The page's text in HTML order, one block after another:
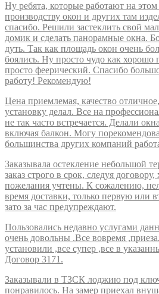
Ну ребята, которые работают на этом
производству окон и других там
спасибо. Решили застеклить свой
домик и сделать панорамные окна.
дуть. Так как площадь окон очень
боялись. Ну просто чудо как хорошо
просто феерический. Спасибо
работу! Рекомендую!
Цена приемлемая, качество
установку делал. Все на
не так часто встречается. Делали
включая балкон. Могу
большинства других компаний
Заказывала остекление небольшой
заказ строго в срок, следуя
пожелания учтены. К сожалению,
время доставки, только первую или
зато за час предупреждают.
Пользовались недавно услугами
очень довольны .Все вовремя
установили ,все супер ,все в
Договор 3171.
Заказывали в ТЗСК лоджию под
понравилось. На замер приехал